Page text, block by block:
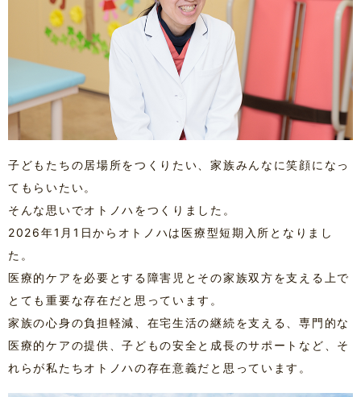
子どもたちの居場所をつくりたい、家族みんなに笑顔になっ
てもらいたい。
そんな思いでオトノハをつくりました。
2026年1月1日からオトノハは医療型短期入所となりまし
た。
医療的ケアを必要とする障害児とその家族双方を支える上で
とても重要な存在だと思っています。
家族の心身の負担軽減、在宅生活の継続を支える、専門的な
医療的ケアの提供、子どもの安全と成長のサポートなど、そ
れらが私たちオトノハの存在意義だと思っています。